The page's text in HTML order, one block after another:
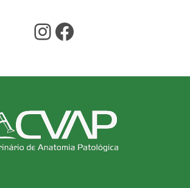
Instagram Facebook